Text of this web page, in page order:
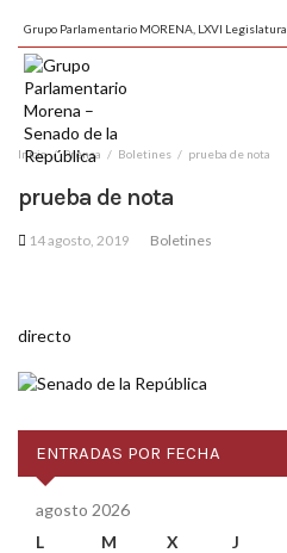
Grupo Parlamentario MORENA, LXVI Legislatura
Inicio Prensa Boletines prueba de nota
prueba de nota
14 agosto, 2019 Boletines
directo
ENTRADAS POR FECHA
agosto 2026
L
M X J